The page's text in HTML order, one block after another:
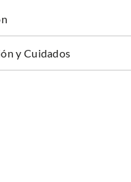
y Cuidados